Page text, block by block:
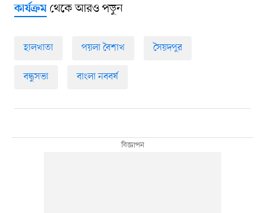
কার্যক্রমথেকে আরও পড়ুন
হালখাতা পয়লা বৈশাখ সৈয়দপুর
বন্ধুসভা বাংলা নববর্ষ